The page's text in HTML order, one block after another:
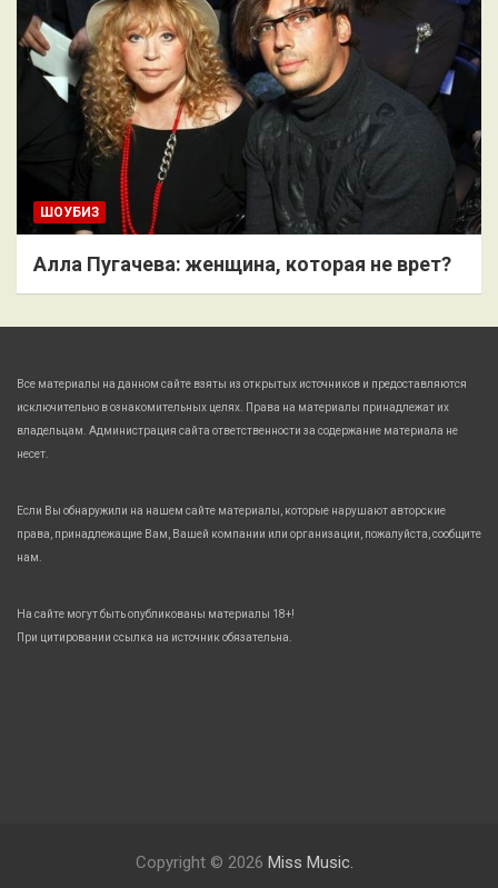
ШОУБИЗ
Алла Пугачева: женщина, которая не врет?
Все материалы на данном сайте взяты из открытых источников и предоставляются
исключительно в ознакомительных целях. Права на материалы принадлежат их
владельцам. Администрация сайта ответственности за содержание материала не
несет.
Если Вы обнаружили на нашем сайте материалы, которые нарушают авторские
права, принадлежащие Вам, Вашей компании или организации, пожалуйста, сообщите
нам.
На сайте могут быть опубликованы материалы 18+!
При цитировании ссылка на источник обязательна.
Copyright © 2026 Miss Music.